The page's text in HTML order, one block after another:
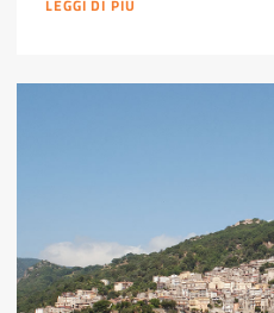
LEGGI DI PIÙ